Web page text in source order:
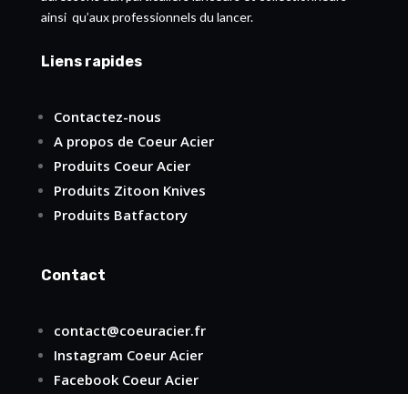
ainsi qu’aux professionnels du lancer.
Liens rapides
Contactez-nous
A propos de Coeur Acier
Produits Coeur Acier
Produits Zitoon Knives
Produits Batfactory
Contact
contact@coeuracier.fr
Instagram Coeur Acier
FacebookCoeur Acier